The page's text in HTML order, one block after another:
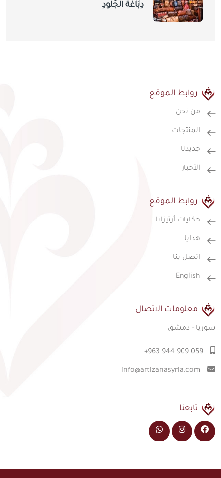
دِبَاغَةُ الجُلُودِ
روابط الموقع
من نحن
المنتجات
جديدنا
الأخبار
روابط الموقع
حكايات أرتيزانا
هدايا
اتصل بنا
English
معلومات الاتصال
سوريا - دمشق
+963 944 909 059
info@artizanasyria.com
تابعنا